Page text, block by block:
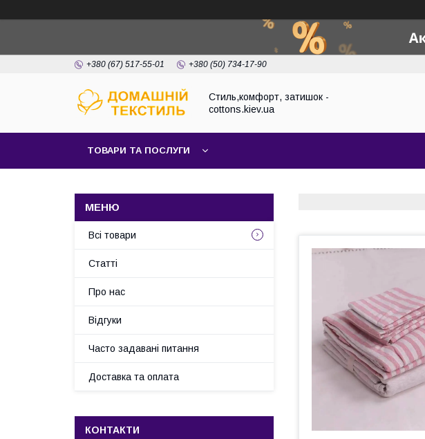
+380 (67) 517-55-01 +380 (50) 734-17-90
Стиль,комфорт, затишок -
cottons.kiev.ua
ТОВАРИ ТА ПОСЛУГИ
Всі товари
Статті
Про нас
Відгуки
Часто задавані питання
Доставка та оплата
КОНТАКТИ